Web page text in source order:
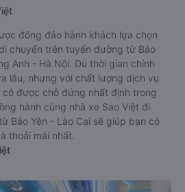
đông đảo hành khách lựa chọn
chuyển trên tuyến đường từ Bảo
Anh - Hà Nội. Dù thời gian chính
lâu, nhưng với chất lượng dịch vụ
được chỗ đứng nhất định trong
hành cùng nhà xe Sao Việt đi
Bảo Yên - Lào Cai sẽ giúp bạn có
thoải mái nhất.